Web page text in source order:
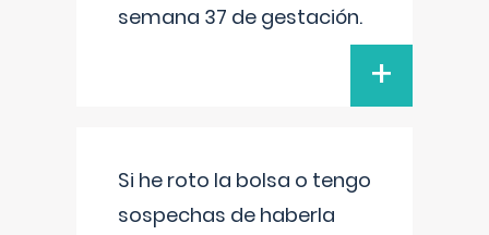
semana 37 de gestación.
+
Si he roto la bolsa o tengo
sospechas de haberla